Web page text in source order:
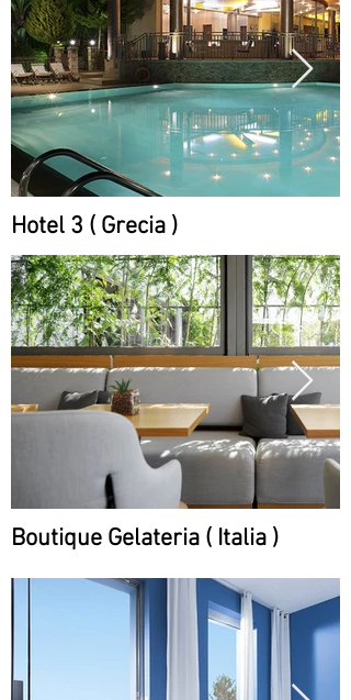
Hotel 3 ( Grecia )
Boutique Gelateria ( Italia )